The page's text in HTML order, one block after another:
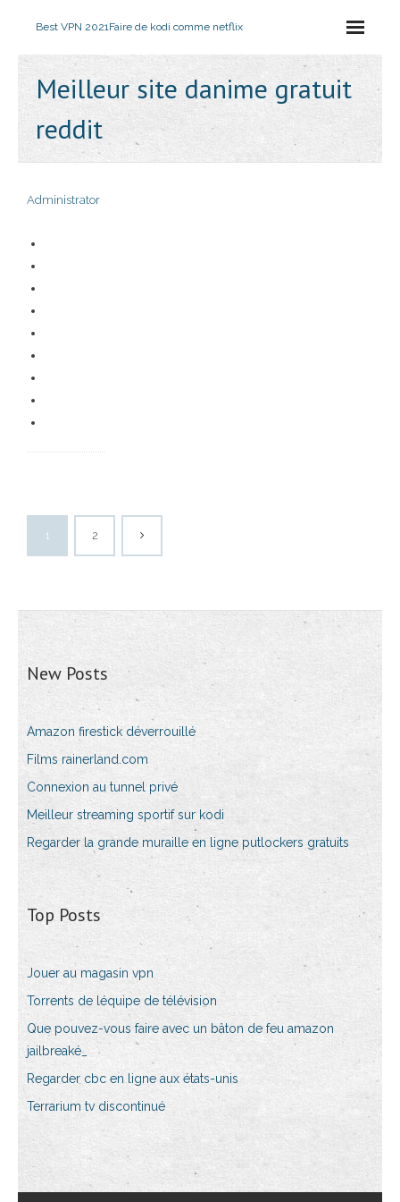
Best VPN 2021Faire de kodi comme netflix
Meilleur site danime gratuit
reddit
Administrator
1 2
New Posts
Amazon firestick déverrouillé
Films rainerland.com
Connexion au tunnel privé
Meilleur streaming sportif sur kodi
Regarder la grande muraille en ligne putlockers gratuits
Top Posts
Jouer au magasin vpn
Torrents de léquipe de télévision
Que pouvez-vous faire avec un bâton de feu amazon
jailbreaké_
Regarder cbc en ligne aux états-unis
Terrarium tv discontinué